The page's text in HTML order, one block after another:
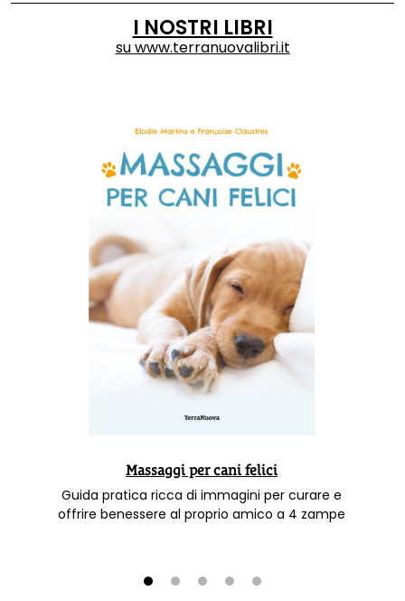
I NOSTRI LIBRI
suwww.terranuovalibri.it
Massaggi per cani felici
Guida pratica ricca di immagini per curare e
offrire benessere al proprio amico a 4 zampe